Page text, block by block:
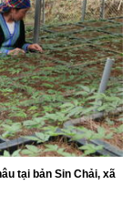
tại bản Sin Chải, xã